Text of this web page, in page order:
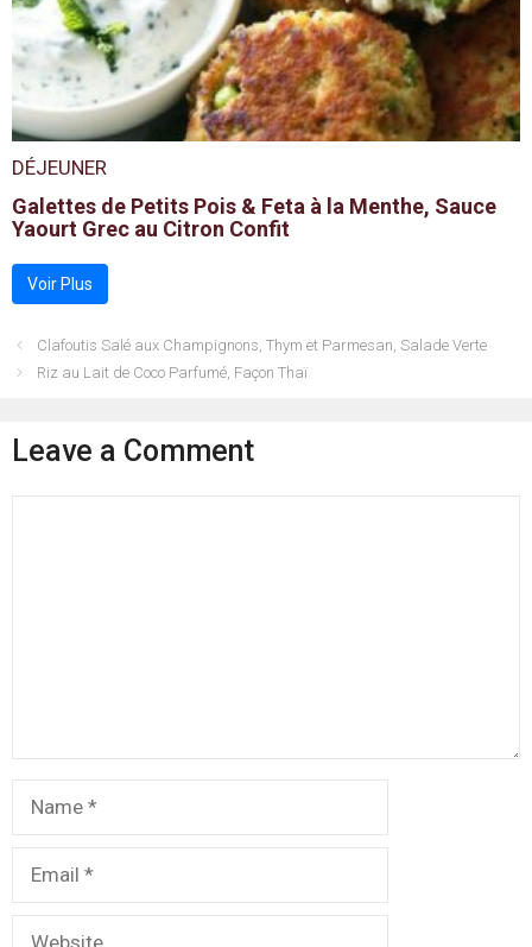
DÉJEUNER
Galettes de Petits Pois & Feta à la Menthe, Sauce
Yaourt Grec au Citron Confit
Voir Plus
Clafoutis Salé aux Champignons, Thym et Parmesan, Salade Verte
Riz au Lait de Coco Parfumé, Façon Thaï
Leave a Comment